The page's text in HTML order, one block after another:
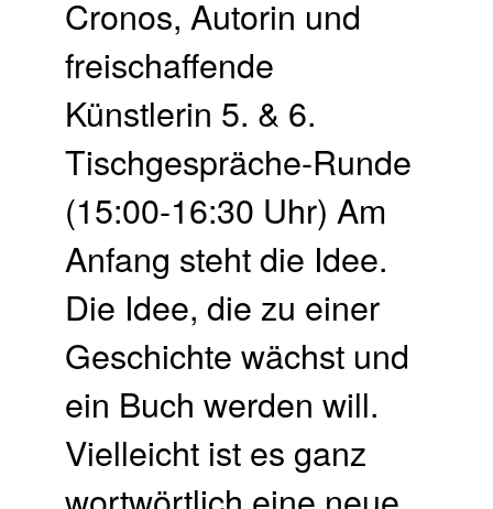
Cronos, Autorin und
freischaffende
Künstlerin 5. & 6.
Tischgespräche-Runde
(15:00-16:30 Uhr) Am
Anfang steht die Idee.
Die Idee, die zu einer
Geschichte wächst und
ein Buch werden will.
Vielleicht ist es ganz